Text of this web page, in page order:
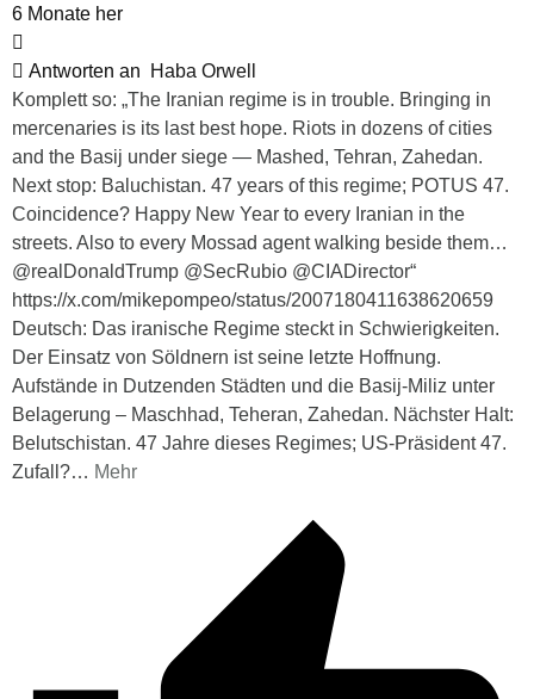
6 Monate her
Antworten an
Haba Orwell
Komplett so: „The Iranian regime is in trouble. Bringing in
mercenaries is its last best hope. Riots in dozens of cities
and the Basij under siege — Mashed, Tehran, Zahedan.
Next stop: Baluchistan. 47 years of this regime; POTUS 47.
Coincidence? Happy New Year to every Iranian in the
streets. Also to every Mossad agent walking beside them…
@realDonaldTrump @SecRubio @CIADirector“
https://x.com/mikepompeo/status/2007180411638620659
Deutsch: Das iranische Regime steckt in Schwierigkeiten.
Der Einsatz von Söldnern ist seine letzte Hoffnung.
Aufstände in Dutzenden Städten und die Basij-Miliz unter
Belagerung – Maschhad, Teheran, Zahedan. Nächster Halt:
Belutschistan. 47 Jahre dieses Regimes; US-Präsident 47.
Zufall?… Mehr